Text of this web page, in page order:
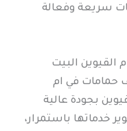
سريعة وفعالة
البيت
حمامات في ام
بجودة عالية
خدماتها باستمرار،